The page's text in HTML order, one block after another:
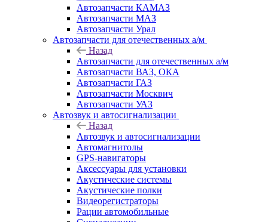
Автозапчасти КАМАЗ
Автозапчасти МАЗ
Автозапчасти Урал
Автозапчасти для отечественных а/м
Назад
Автозапчасти для отечественных а/м
Автозапчасти ВАЗ, ОКА
Автозапчасти ГАЗ
Автозапчасти Москвич
Автозапчасти УАЗ
Автозвук и автосигнализации
Назад
Автозвук и автосигнализации
Автомагнитолы
GPS-навигаторы
Аксессуары для установки
Акустические системы
Акустические полки
Видеорегистраторы
Рации автомобильные